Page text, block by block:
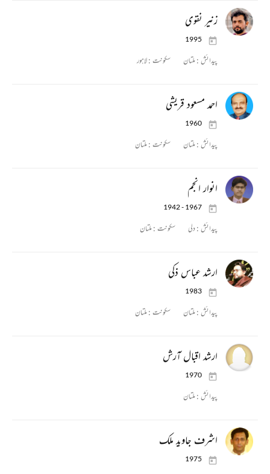
زنیر نقوی
1995
پیدائش :ملتان سکونت :لاہور
احمد مسعود قریشی
1960
پیدائش :ملتان سکونت :ملتان
انوار انجم
1942 - 1967
پیدائش :دلی سکونت :ملتان
ارشد عباس ذکی
1983
پیدائش :ملتان سکونت :ملتان
ارشد اقبال آرش
1970
پیدائش :ملتان
اشرف جاوید ملک
1975